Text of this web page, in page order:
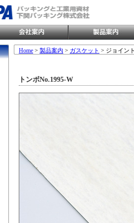
Home > 製品案内 > ガスケット > ジョイン
トンボNo.1995-W